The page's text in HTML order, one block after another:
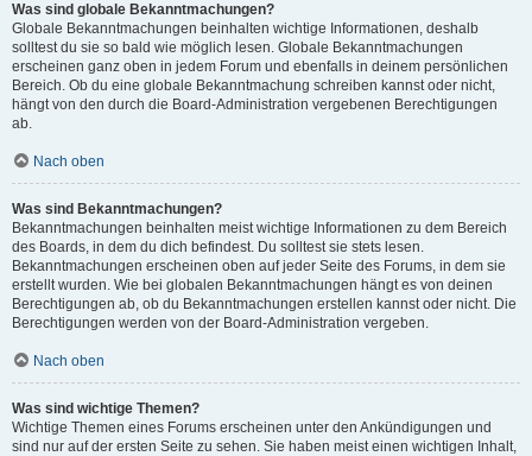
Was sind globale Bekanntmachungen?
Globale Bekanntmachungen beinhalten wichtige Informationen, deshalb
solltest du sie so bald wie möglich lesen. Globale Bekanntmachungen
erscheinen ganz oben in jedem Forum und ebenfalls in deinem persönlichen
Bereich. Ob du eine globale Bekanntmachung schreiben kannst oder nicht,
hängt von den durch die Board-Administration vergebenen Berechtigungen
ab.
Nach oben
Was sind Bekanntmachungen?
Bekanntmachungen beinhalten meist wichtige Informationen zu dem Bereich
des Boards, in dem du dich befindest. Du solltest sie stets lesen.
Bekanntmachungen erscheinen oben auf jeder Seite des Forums, in dem sie
erstellt wurden. Wie bei globalen Bekanntmachungen hängt es von deinen
Berechtigungen ab, ob du Bekanntmachungen erstellen kannst oder nicht. Die
Berechtigungen werden von der Board-Administration vergeben.
Nach oben
Was sind wichtige Themen?
Wichtige Themen eines Forums erscheinen unter den Ankündigungen und
sind nur auf der ersten Seite zu sehen. Sie haben meist einen wichtigen Inhalt,